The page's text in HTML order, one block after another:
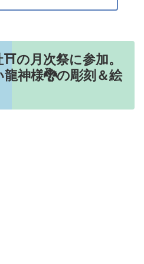
の月次祭に参加。
神様🐉の彫刻＆絵